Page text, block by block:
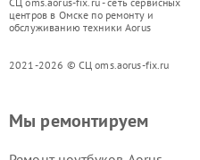
центров в Омске по ремонту и
обслуживанию техники Aorus
2021-2026 © СЦ oms.aorus-fix.ru
Мы ремонтируем